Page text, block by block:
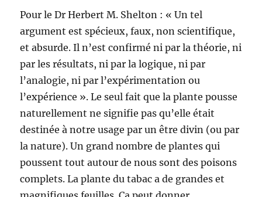
Pour le Dr Herbert M. Shelton : « Un tel
argument est spécieux, faux, non scientifique,
et absurde. Il n’est confirmé ni par la théorie, ni
par les résultats, ni par la logique, ni par
l’analogie, ni par l’expérimentation ou
l’expérience ». Le seul fait que la plante pousse
naturellement ne signifie pas qu’elle était
destinée à notre usage par un être divin (ou par
la nature). Un grand nombre de plantes qui
poussent tout autour de nous sont des poisons
complets. La plante du tabac a de grandes et